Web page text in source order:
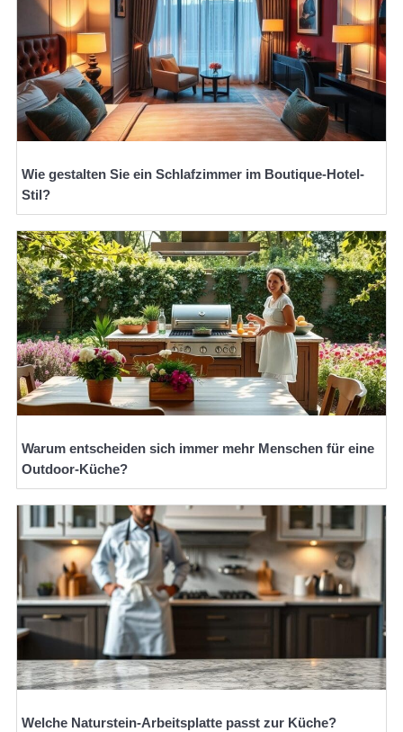
Wie gestalten Sie ein Schlafzimmer im Boutique-Hotel-
Stil?
Warum entscheiden sich immer mehr Menschen für eine
Outdoor-Küche?
Welche Naturstein-Arbeitsplatte passt zur Küche?